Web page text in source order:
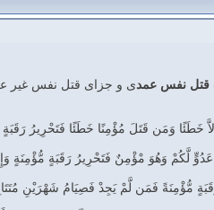
قتل نفس عمدی و جزای قتل نفس غیر
خَطَئًا وَمَن قَتَلَ مُؤْمِنًا خَطَئًا فَتَحْرِيرُ
لَّكُمْ وَهُوَ مْؤْمِنٌ فَتَحْرِيرُ رَقَبَةٍ مُّؤْمِنَةٍ
مُّؤْمِنَةً فَمَن لَّمْ يَجِدْ فَصِيَامُ شَهْرَيْنِ